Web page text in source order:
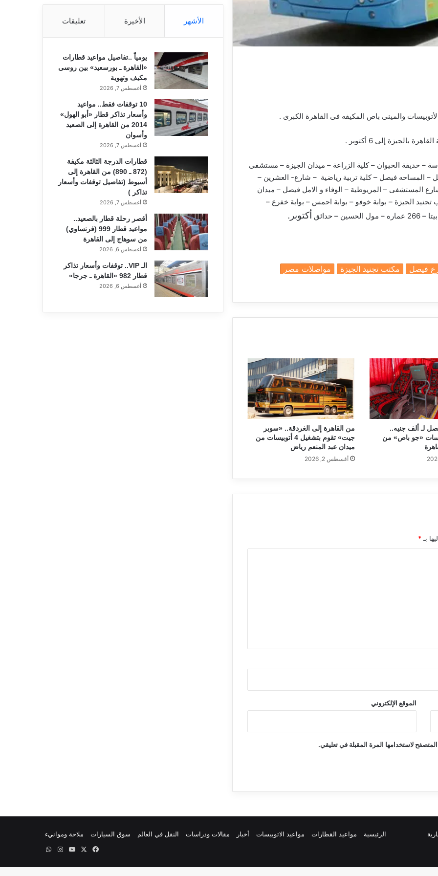
والمينى باص المكيفه فى القاهرة الكبرى .
– حديقة الحيوان – كلية الزراعة – ميدان الجيزة – مستشفى
– المساحه فيصل – كلية تربية رياضية – شارع- العشرين –
المستشفى – المريوطية – الوفاء و الامل فيصل – ميدان
الجيزة – بوابة خوفو – بوابة احمس – بوابة خفرع –
حدائق
أكتوبر.
فيصل مكتب تجنيد الجيزة
مواصلات مصر
لـ ألف جنيه..
6 أتوبيسات «جو باص» من
من القاهرة إلى الغردقة.. «سوبر
جيت» تقوم بتشغيل 4 أتوبيسات من
ميدان عبد المنعم رياض
أغسطس 2, 2026
بـ *
الموقع الإلكتروني
لاستخدامها المرة المقبلة في تعليقي.
الأشهر الأخيرة تعليقات
يومياً ..تفاصيل مواعيد قطارات
«القاهرة ـ بورسعيد» بين روسى
مكيف وتهوية
أغسطس 7, 2026
10 توقفات فقط.. مواعيد
وأسعار تذاكر قطار «أبو الهول»
2014 من القاهرة إلى الصعيد
وأسوان
أغسطس 7, 2026
قطارات الدرجة الثالثة مكيفة
(872 ـ 890) من القاهرة إلى
أسيوط (تفاصيل توقفات وأسعار
تذاكر )
أغسطس 7, 2026
أقصر رحلة قطار بالصعيد..
مواعيد قطار 999 (فرنساوي)
من سوهاج إلى القاهرة
أغسطس 6, 2026
الـ VIP.. توقفات وأسعار تذاكر
قطار 982 «القاهرة ـ جرجا»
أغسطس 6, 2026
الرئيسية مواعيد القطارات مواعيد الاتوبيسات أخبار مقالات ودراسات النقل في العالم سوق السيارات
ملاحة وموانيء
فيسبوك
‫YouTubeانستقرام